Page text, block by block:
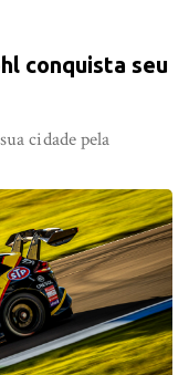
conquista seu
cidade pela